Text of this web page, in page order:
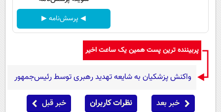
◀ پرسش‌نامه ▶
پربیننده ترین پست همین یک ساعت اخیر
واکنش پزشکیان به شایعه تهدید رهبری توسط رئیس‌جمهور
خبر بعد نظرات کاربران خبر قبل